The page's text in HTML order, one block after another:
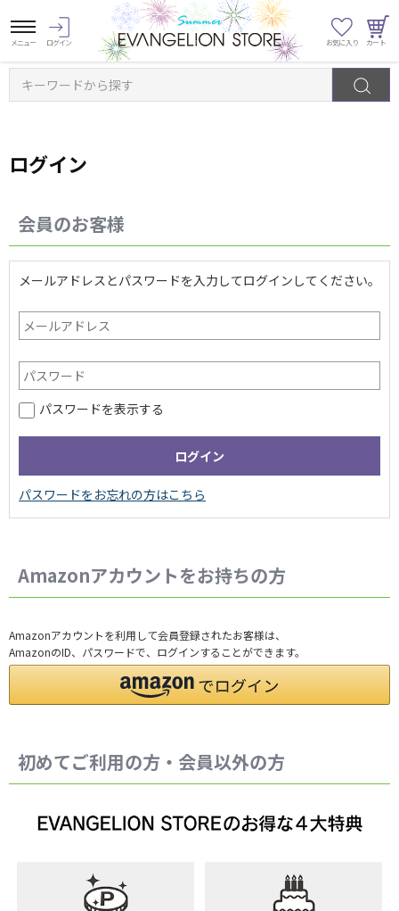
キーワードから探す
ログイン
会員のお客様
メールアドレスとパスワードを入力してログインしてください。
パスワードを表示する
Amazonアカウントをお持ちの方
Amazonアカウントを利用して会員登録されたお客様は、
AmazonのID、パスワードで、ログインすることができます。
初めてご利用の方・会員以外の方